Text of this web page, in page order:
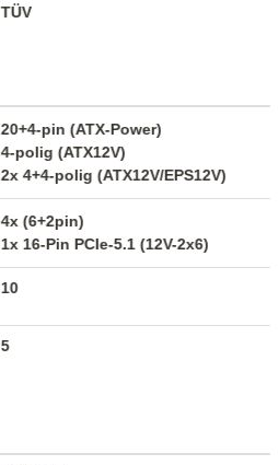
TÜV
20+4-pin (ATX-Power)
4-polig (ATX12V)
2x 4+4-polig (ATX12V/EPS12V)
4x (6+2pin)
1x 16-Pin PCIe-5.1 (12V-2x6)
10
5